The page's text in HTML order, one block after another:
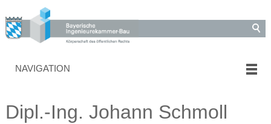
NAVIGATION
Dipl.-Ing. Johann Schmoll